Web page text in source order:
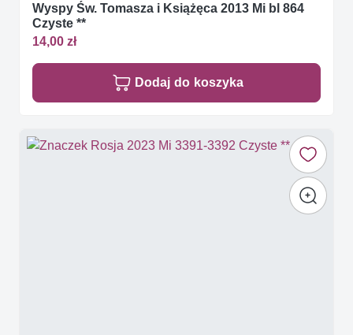
Wyspy Św. Tomasza i Książęca 2013 Mi bl 864
Czyste **
14,00 zł
Dodaj do koszyka